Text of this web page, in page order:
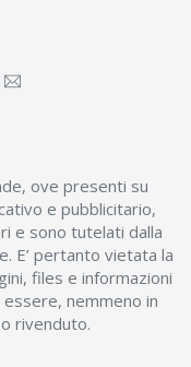
ove presenti su
e pubblicitario,
e sono tutelati dalla
E’ pertanto vietata la
files e informazioni
nemmeno in
rivenduto.